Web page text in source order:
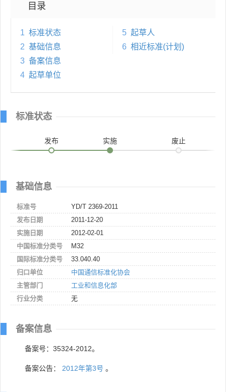
目录
1 标准状态
2 基础信息
3 备案信息
4 起草单位
5 起草人
6 相近标准(计划)
标准状态
发布 实施 废止
基础信息
标准号
YD/T 2369-2011
发布日期
2011-12-20
实施日期
2012-02-01
中国标准分类号
M32
国际标准分类号
33.040.40
归口单位
中国通信标准化协会
主管部门
工业和信息化部
行业分类
无
备案信息
备案号：35324-2012。
备案公告： 2012年第3号 。